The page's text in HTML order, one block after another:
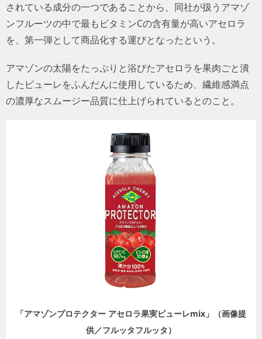
されている成分の一つであることから、同社が扱うアマゾ
ンフルーツの中で最もビタミンCの含有量が高いアセロラ
を、第一弾として商品化する運びとなったという。
アマゾンの太陽をたっぷりと浴びたアセロラを果肉ごと潰
したピューレをふんだんに使用しているため、繊維感満点
の濃厚なスムージー品質に仕上げられているとのこと。
「アマゾンプロテクター アセロラ果実ピューレmix」（画像提
供／フルッタフルッタ）